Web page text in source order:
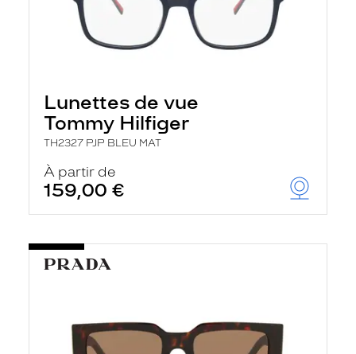
Lunettes de vue
Tommy Hilfiger
TH2327 PJP BLEU MAT
À partir de
159,00 €